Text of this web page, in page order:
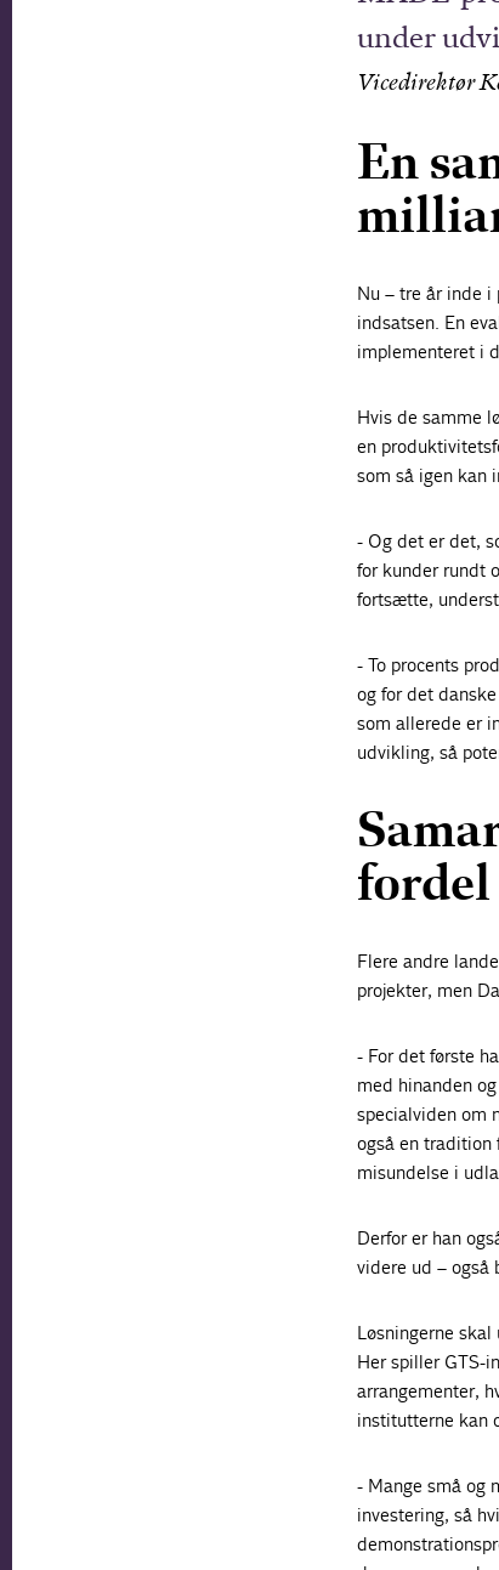
under
Vicedirektør
En
Nu – tre år inde i
indsatsen. En
implementeret i
Hvis de samme
en
som så igen kan
- Og det er det,
for kunder rundt
fortsætte,
- To procents
og for det
som allerede er
udvikling, så
fordel
Flere andre
projekter, men
- For det første
med hinanden
specialviden om
også en tradition
misundelse i
Derfor er han
videre ud – også
Løsningerne
Her spiller GTS-
arrangementer,
institutterne kan
- Mange små og
investering, så